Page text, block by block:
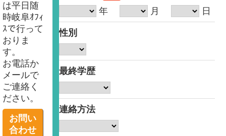
年 月 日
性別
最終学歴
連絡方法
は平日随
時岐阜ｵﾌｨ
ｽで行って
おりま
す。
お電話か
メールで
ご連絡く
ださい。
お問い
合わせ